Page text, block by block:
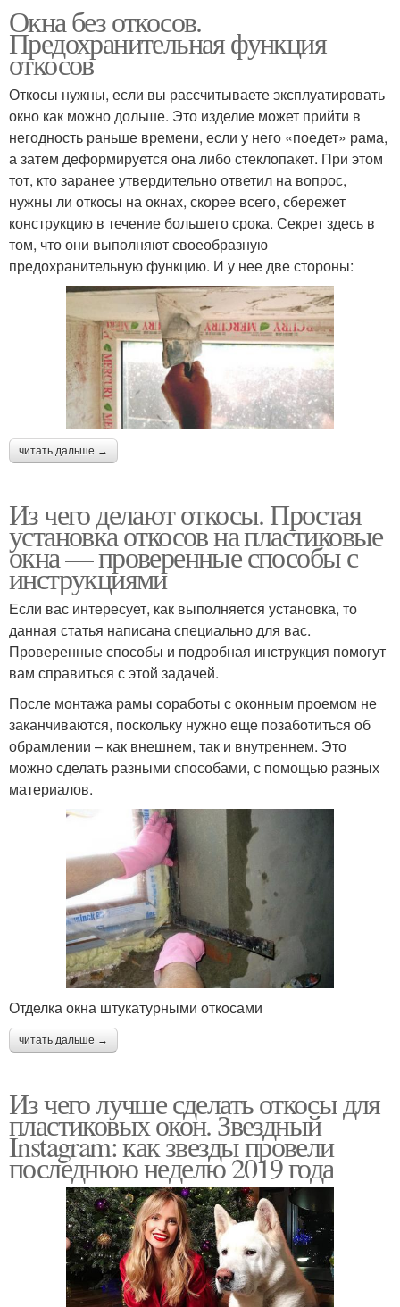
Окна без откосов.
Предохранительная функция
откосов
Откосы нужны, если вы рассчитываете эксплуатировать
окно как можно дольше. Это изделие может прийти в
негодность раньше времени, если у него «поедет» рама,
а затем деформируется она либо стеклопакет. При этом
тот, кто заранее утвердительно ответил на вопрос,
нужны ли откосы на окнах, скорее всего, сбережет
конструкцию в течение большего срока. Секрет здесь в
том, что они выполняют своеобразную
предохранительную функцию. И у нее две стороны:
читать дальше →
Из чего делают откосы. Простая
установка откосов на пластиковые
окна — проверенные способы с
инструкциями
Если вас интересует, как выполняется установка, то
данная статья написана специально для вас.
Проверенные способы и подробная инструкция помогут
вам справиться с этой задачей.
После монтажа рамы соработы с оконным проемом не
заканчиваются, поскольку нужно еще позаботиться об
обрамлении – как внешнем, так и внутреннем. Это
можно сделать разными способами, с помощью разных
материалов.
Отделка окна штукатурными откосами
читать дальше →
Из чего лучше сделать откосы для
пластиковых окон. Звездный
Instagram: как звезды провели
последнюю неделю 2019 года